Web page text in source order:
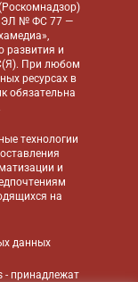
ЭЛ № ФС 77 —
развития и
При любом
ресурсах в
обязательна
технологии
и
на
данных
- принадлежат